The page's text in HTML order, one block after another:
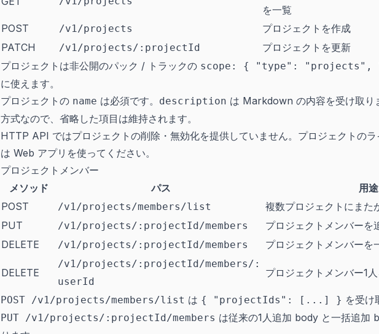
を一覧
POST
/v1/projects
プロジェクトを作成
PATCH
/v1/projects/:projectId
プロジェクトを更新
プロジェクトは非公開のパック / トラックの scope: { "type":
に使えます。
プロジェクトの name は必須です。 description は Markdown の内容を受け取り
方式なので、省略した項目は維持されます。
HTTP API ではプロジェクトの削除・無効化を提供していません。プロジェクトの
は Web アプリを使ってください。
プロジェクトメンバー
メソッド
パス
用途
POST
/v1/projects/members/list
複数プロジェクトにまた
PUT
/v1/projects/:projectId/members
プロジェクトメンバーを
DELETE
/v1/projects/:projectId/members プロジェクトメンバーを
DELETE
/v1/projects/:projectId/members/:
userId
プロジェクトメンバー1
POST /v1/projects/members/list は { "projectIds": [...] } を受け
PUT /v1/projects/:projectId/members は従来の1人追加 body と一括追加